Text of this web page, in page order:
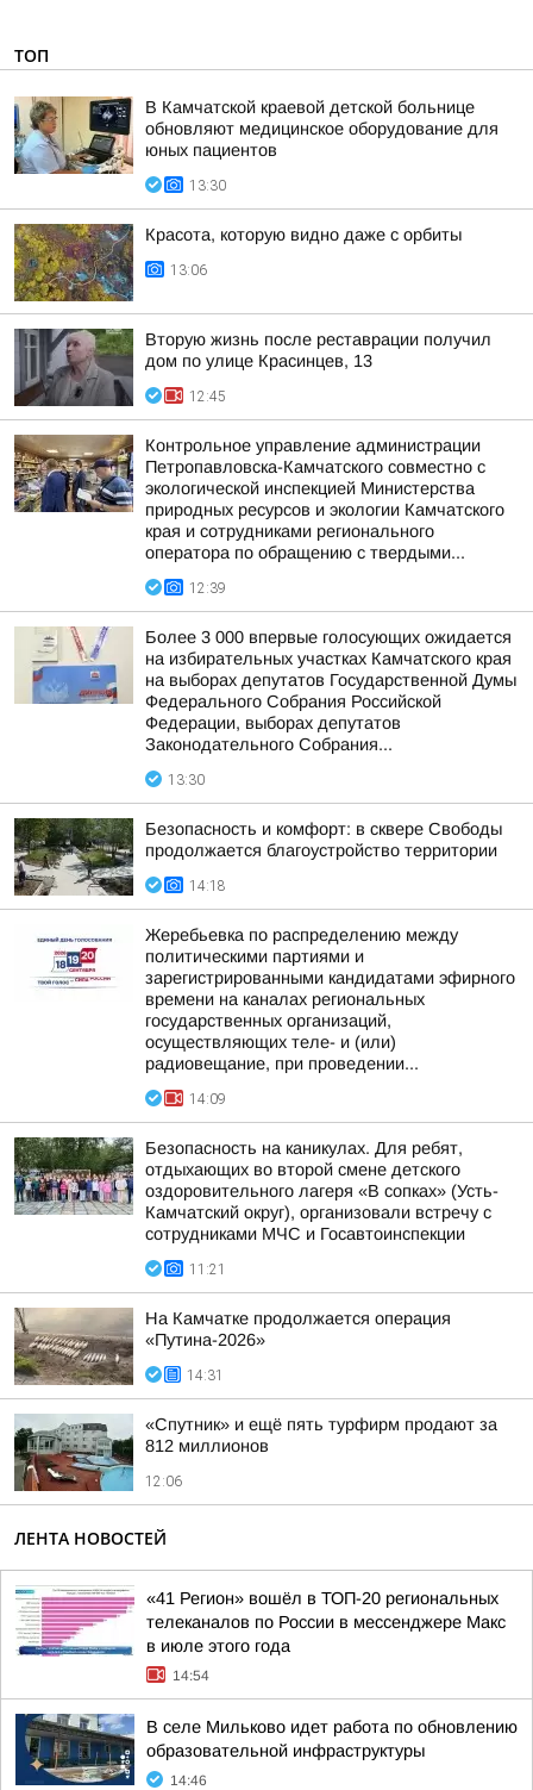
ТОП
В Камчатской краевой детской больнице
обновляют медицинское оборудование для
юных пациентов
13:30
Красота, которую видно даже с орбиты
13:06
Вторую жизнь после реставрации получил
дом по улице Красинцев, 13
12:45
Контрольное управление администрации
Петропавловска-Камчатского совместно с
экологической инспекцией Министерства
природных ресурсов и экологии Камчатского
края и сотрудниками регионального
оператора по обращению с твердыми...
12:39
Более 3 000 впервые голосующих ожидается
на избирательных участках Камчатского края
на выборах депутатов Государственной Думы
Федерального Собрания Российской
Федерации, выборах депутатов
Законодательного Собрания...
13:30
Безопасность и комфорт: в сквере Свободы
продолжается благоустройство территории
14:18
Жеребьевка по распределению между
политическими партиями и
зарегистрированными кандидатами эфирного
времени на каналах региональных
государственных организаций,
осуществляющих теле- и (или)
радиовещание, при проведении...
14:09
Безопасность на каникулах. Для ребят,
отдыхающих во второй смене детского
оздоровительного лагеря «В сопках» (Усть-
Камчатский округ), организовали встречу с
сотрудниками МЧС и Госавтоинспекции
11:21
На Камчатке продолжается операция
«Путина-2026»
14:31
«Спутник» и ещё пять турфирм продают за
812 миллионов
12:06
ЛЕНТА НОВОСТЕЙ
«41 Регион» вошёл в ТОП-20 региональных
телеканалов по России в мессенджере Макс
в июле этого года
14:54
В селе Мильково идет работа по обновлению
образовательной инфраструктуры
14:46